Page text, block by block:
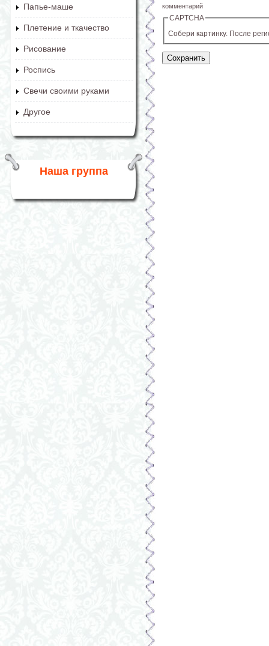
Папье-маше
Плетение и ткачество
Рисование
Роспись
Свечи своими руками
Другое
Наша группа
комментарий
CAPTCHA
Собери картинку. После